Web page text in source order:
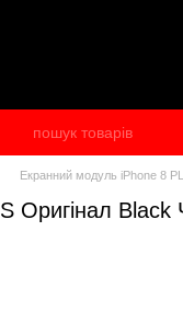
Екранний модуль iPhone 8
Оригінал Black